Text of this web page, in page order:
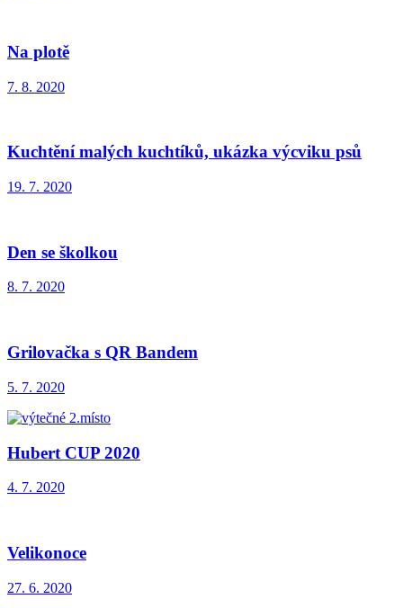
Na plotě
7. 8. 2020
Kuchtění malých kuchtíků, ukázka výcviku psů
19. 7. 2020
Den se školkou
8. 7. 2020
Grilovačka s QR Bandem
5. 7. 2020
Hubert CUP 2020
4. 7. 2020
Velikonoce
27. 6. 2020